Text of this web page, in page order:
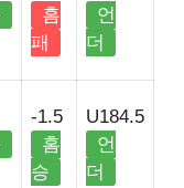
홈
패
언
더
-1.5
홈
승
U184.5
언
더